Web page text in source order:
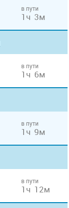
в пути
1ч 3м
в пути
1ч 6м
в пути
1ч 9м
в пути
1ч 12м